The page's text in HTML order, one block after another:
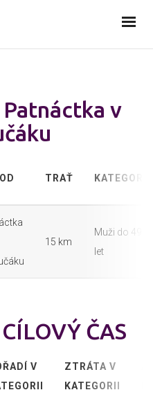
v
TRAŤ KATEGORIE
15 km
Muži do 49
let
ČAS
V
ZTRÁTA V
KATEGORII